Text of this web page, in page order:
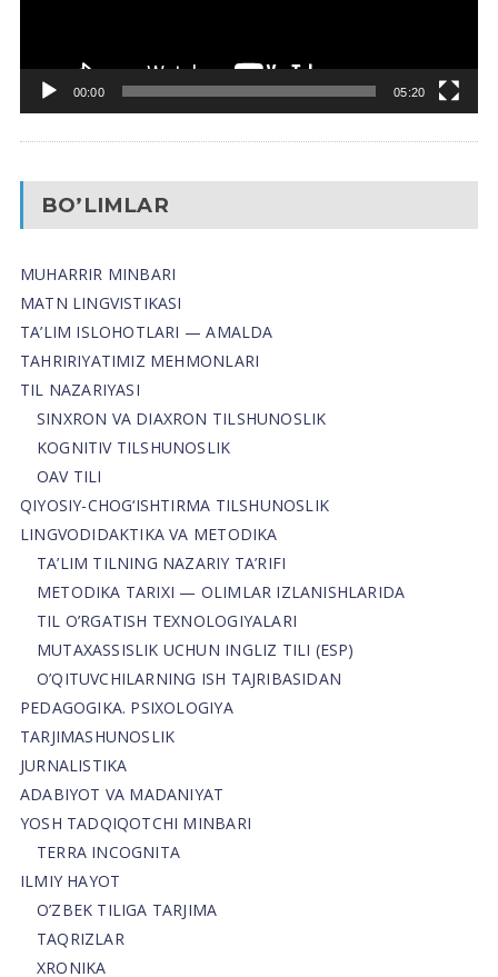
00:00 05:20
BO’LIMLAR
MUHARRIR MINBARI
MATN LINGVISTIKASI
TA’LIM ISLOHOTLARI — AMALDA
TAHRIRIYATIMIZ MEHMONLARI
TIL NAZARIYASI
SINXRON VA DIAXRON TILSHUNOSLIK
KOGNITIV TILSHUNOSLIK
OAV TILI
QIYOSIY-CHOG‘ISHTIRMA TILSHUNOSLIK
LINGVODIDAKTIKA VA METODIKA
TA’LIM TILNING NAZARIY TA’RIFI
METODIKA TARIXI — OLIMLAR IZLANISHLARIDA
TIL O’RGATISH TEXNOLOGIYALARI
MUTAXASSISLIK UCHUN INGLIZ TILI (ESP)
O’QITUVCHILARNING ISH TAJRIBASIDAN
PEDAGOGIKA. PSIXOLOGIYA
TARJIMASHUNOSLIK
JURNALISTIKA
ADABIYOT VA MADANIYAT
YOSH TADQIQOTCHI MINBARI
TERRA INCOGNITA
ILMIY HAYOT
O’ZBEK TILIGA TARJIMA
TAQRIZLAR
XRONIKA